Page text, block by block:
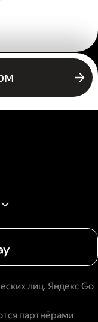
Россия
лиц. Яндекс Go
партнёрами